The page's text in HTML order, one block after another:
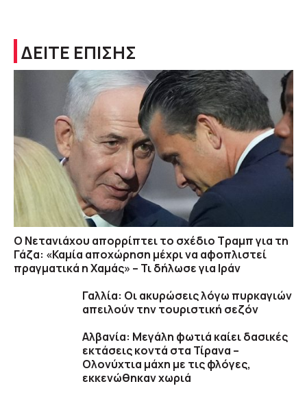
ΔΕΙΤΕ ΕΠΙΣΗΣ
Ο Νετανιάχου απορρίπτει το σχέδιο Τραμπ για τη
Γάζα: «Καμία αποχώρηση μέχρι να αφοπλιστεί
πραγματικά η Χαμάς» – Τι δήλωσε για Ιράν
Γαλλία: Οι ακυρώσεις λόγω πυρκαγιών
απειλούν την τουριστική σεζόν
Αλβανία: Μεγάλη φωτιά καίει δασικές
εκτάσεις κοντά στα Τίρανα –
Ολονύχτια μάχη με τις φλόγες,
εκκενώθηκαν χωριά